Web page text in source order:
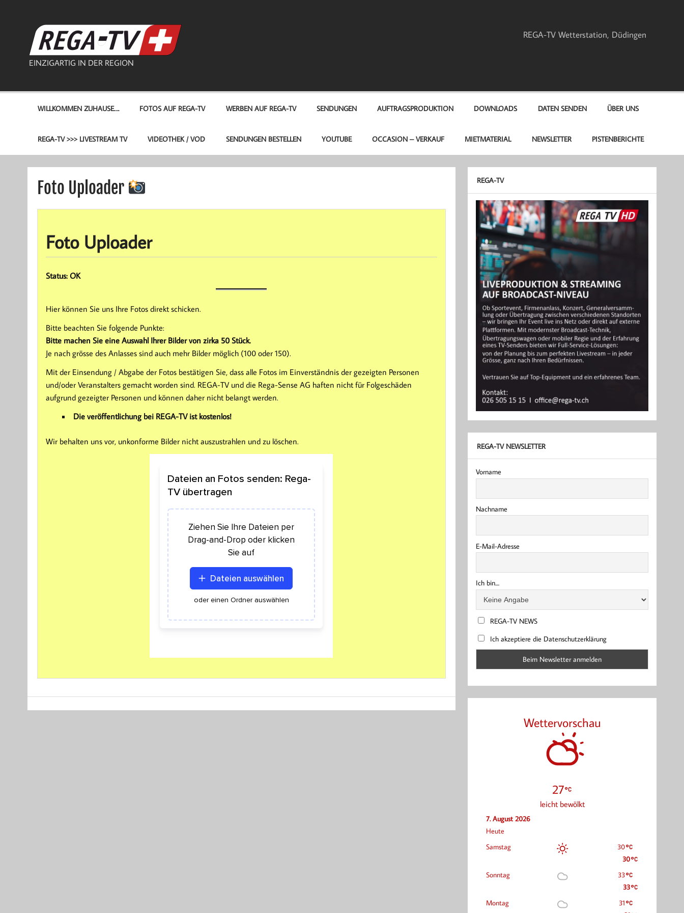
EINZIGARTIG IN DER REGION
REGA-TV Wetterstation, Düdingen
WILLKOMMEN ZUHAUSE…. FOTOS AUF REGA-TV WERBEN AUF REGA-TV SENDUNGEN AUFTRAGSPRODUKTION DOWNLOADS DATEN SENDEN ÜBER UNS
REGA-TV >>> LIVESTREAM TV VIDEOTHEK / VOD SENDUNGEN BESTELLEN YOUTUBE OCCASION – VERKAUF MIETMATERIAL NEWSLETTER PISTENBERICHTE
Foto Uploader
Foto Uploader
Status: OK
Hier können Sie uns Ihre Fotos direkt schicken.
Bitte beachten Sie folgende Punkte:
Bitte machen Sie eine Auswahl Ihrer Bilder von zirka 50 Stück.
Je nach grösse des Anlasses sind auch mehr Bilder möglich (100 oder 150).
Mit der Einsendung / Abgabe der Fotos bestätigen Sie, dass alle Fotos im Einverständnis der gezeigten Personen
und/oder Veranstalters gemacht worden sind. REGA-TV und die Rega-Sense AG haften nicht für Folgeschäden
aufgrund gezeigter Personen und können daher nicht belangt werden.
Die veröffentlichung bei REGA-TV ist kostenlos!
Wir behalten uns vor, unkonforme Bilder nicht auszustrahlen und zu löschen.
REGA-TV
REGA-TV NEWSLETTER
Vorname
Nachname
E-Mail-Adresse
Ich bin....
REGA-TV NEWS
Ich akzeptiere die Datenschutzerklärung
Wettervorschau
27
leicht bewölkt
7. August 2026
Heute
Samstag
30
30
Sonntag
33
33
Montag
31